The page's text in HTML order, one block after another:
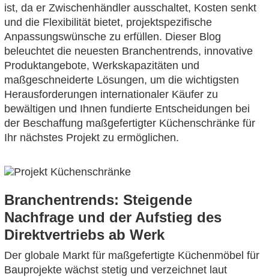
ist, da er Zwischenhändler ausschaltet, Kosten senkt
und die Flexibilität bietet, projektspezifische
Anpassungswünsche zu erfüllen. Dieser Blog
beleuchtet die neuesten Branchentrends, innovative
Produktangebote, Werkskapazitäten und
maßgeschneiderte Lösungen, um die wichtigsten
Herausforderungen internationaler Käufer zu
bewältigen und Ihnen fundierte Entscheidungen bei
der Beschaffung maßgefertigter Küchenschränke für
Ihr nächstes Projekt zu ermöglichen.
Branchentrends: Steigende
Nachfrage und der Aufstieg des
Direktvertriebs ab Werk
Der globale Markt für maßgefertigte Küchenmöbel für
Bauprojekte wächst stetig und verzeichnet laut